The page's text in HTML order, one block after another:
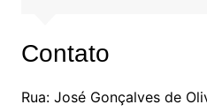
Contato
Rua: José Gonçalves de